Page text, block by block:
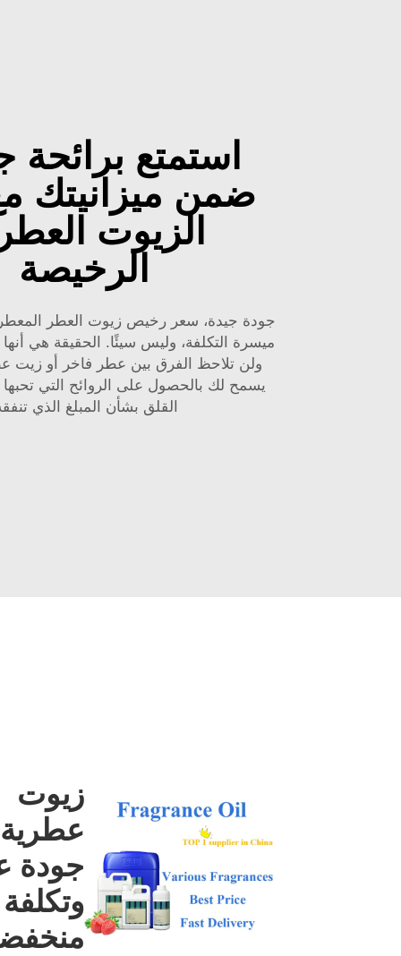
استمتع برائحة
ضمن ميزانيتك
الزيوت
الرخيصة
جودة جيدة، سعر رخيص زيوت العطر
ميسرة التكلفة، وليس سيئًا. الحقيقة هي
ولن تلاحظ الفرق بين عطر فاخر أو
يسمح لك بالحصول على الروائح التي
القلق بشأن المبلغ الذي
زيوت
جودة
وتكلفة